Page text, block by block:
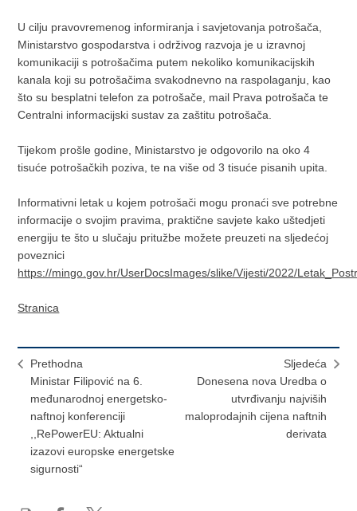
U cilju pravovremenog informiranja i savjetovanja potrošača,
Ministarstvo gospodarstva i održivog razvoja je u izravnoj
komunikaciji s potrošačima putem nekoliko komunikacijskih
kanala koji su potrošačima svakodnevno na raspolaganju, kao
što su besplatni telefon za potrošače, mail Prava potrošača te
Centralni informacijski sustav za zaštitu potrošača.
Tijekom prošle godine, Ministarstvo je odgovorilo na oko 4
tisuće potrošačkih poziva, te na više od 3 tisuće pisanih upita.
Informativni letak u kojem potrošači mogu pronaći sve potrebne
informacije o svojim pravima, praktične savjete kako uštedjeti
energiju te što u slučaju pritužbe možete preuzeti na sljedećoj
poveznici
https://mingo.gov.hr/UserDocsImages/slike/Vijesti/2022/
Stranica
Prethodna
Ministar Filipović na 6.
međunarodnoj energetsko-
naftnoj konferenciji
,,RePowerEU: Aktualni
izazovi europske energetske
sigurnosti“
Sljedeća
Donesena nova Uredba o
utvrđivanju najviših
maloprodajnih cijena naftnih
derivata